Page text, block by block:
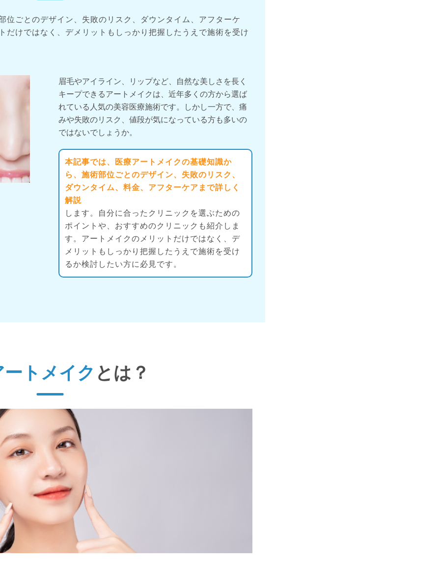
位ごとのデザイン、失敗のリスク、ダウンタイム、アフターケ
だけではなく、デメリットもしっかり把握したうえで施術を受け
眉毛やアイライン、リップなど、自然な美しさを長く
キープできるアートメイクは、近年多くの方から選ば
れている人気の美容医療施術です。しかし一方で、痛
みや失敗のリスク、値段が気になっている方も多いの
ではないでしょうか。
本記事では、医療アートメイクの基礎知識か
ら、施術部位ごとのデザイン、失敗のリスク、
ダウンタイム、料金、アフターケアまで詳しく
解説
します。自分に合ったクリニックを選ぶための
ポイントや、おすすめのクリニックも紹介しま
す。アートメイクのメリットだけではなく、デ
メリットもしっかり把握したうえで施術を受け
るか検討したい方に必見です。
トメイク とは？